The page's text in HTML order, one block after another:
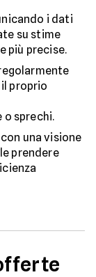
i dati
su stime
più precise.
proprio
sprechi.
una visione
prendere